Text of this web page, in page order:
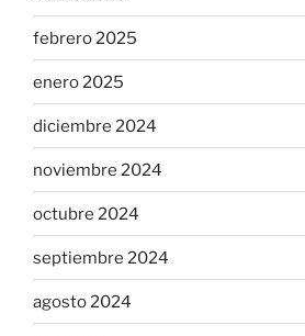
febrero 2025
enero 2025
diciembre 2024
noviembre 2024
octubre 2024
septiembre 2024
agosto 2024